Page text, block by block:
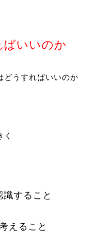
いいのか
どうすればいいのか
く
識すること
えること